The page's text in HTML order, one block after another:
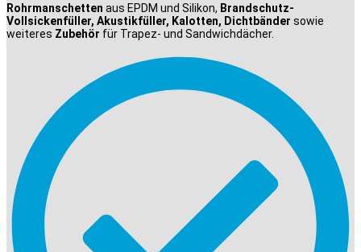
Rohrmanschetten aus EPDM und Silikon, Brandschutz-
Vollsickenfüller, Akustikfüller, Kalotten, Dichtbänder sowie
weiteres Zubehör für Trapez- und Sandwichdächer.